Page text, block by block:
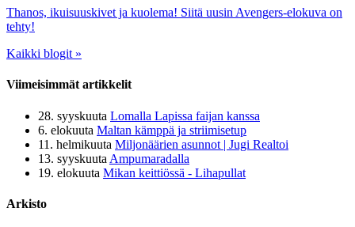
Thanos, ikuisuuskivet ja kuolema! Siitä uusin Avengers-elokuva on
tehty!
Kaikki blogit »
Viimeisimmät artikkelit
28. syyskuuta Lomalla Lapissa faijan kanssa
6. elokuuta Maltan kämppä ja striimisetup
11. helmikuuta Miljonäärien asunnot | Jugi Realtoi
13. syyskuuta Ampumaradalla
19. elokuuta Mikan keittiössä - Lihapullat
Arkisto